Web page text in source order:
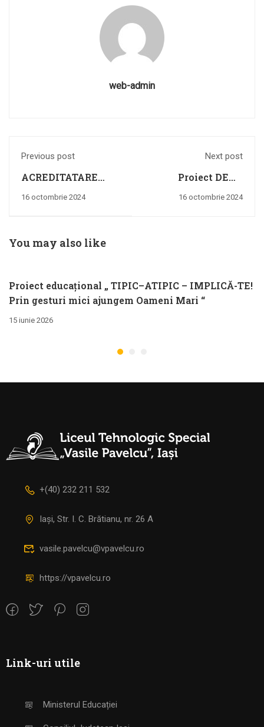
web-admin
Previous post
ACREDITATARE
ERASMUS+
16 octombrie 2024
Next post
Proiect DEAF
YOUNG CODE
16 octombrie 2024
You may also like
Proiect educațional „ TIPIC–ATIPIC – IMPLICĂ-TE!
Prin gesturi mici ajungem Oameni Mari “
15 iunie 2026
+(40) 232 211 532
Iași, Str. I. C. Brătianu, nr. 26 A
vasile.pavelcu@vpavelcu.ro
https://vpavelcu.ro
Link-uri utile
Ministerul Educației